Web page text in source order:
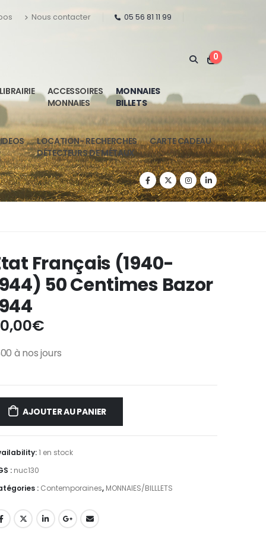
Nous contacter 05 56 81 11 99
0
LIBRAIRIE
ACCESSOIRES
MONNAIES
MONNAIES
BILLETS
LOCATION- RECHERCHES
DÉTECTEURS DE MÉTAUX
CARTE CADEAU
Français (1940-
50 Centimes Bazor
€
à nos jours
AJOUTER AU PANIER
1 en stock
: nuc130
: Contemporaines, MONNAIES/BILLLETS